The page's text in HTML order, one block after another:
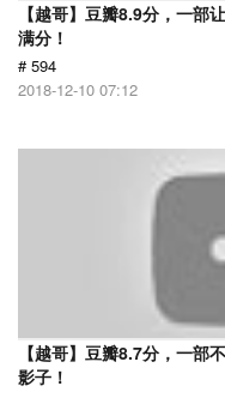
【越哥】豆瓣8.9分，一部
满分！
# 594
2018-12-10 07:12
【越哥】豆瓣8.7分，一部
影子！